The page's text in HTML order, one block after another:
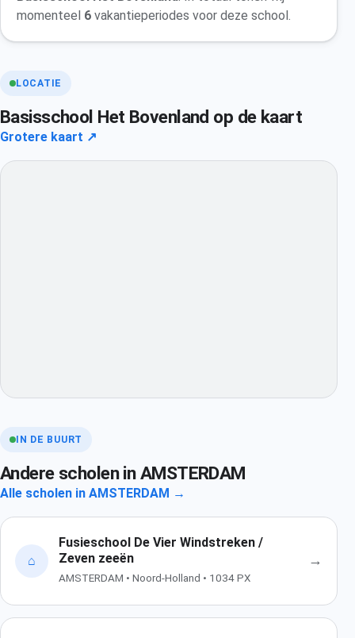
momenteel 6 vakantieperiodes voor deze school.
LOCATIE
Basisschool Het Bovenland op de kaart
Grotere kaart ↗
IN DE BUURT
Andere scholen in AMSTERDAM
Alle scholen in AMSTERDAM →
⌂
Fusieschool De Vier Windstreken /
Zeven zeeën
AMSTERDAM • Noord-Holland • 1034 PX
→